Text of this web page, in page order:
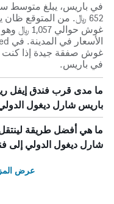
652 ﷼. من المتوقع
في باريس.
ما مدى قرب فندق إيفل
باريس شارل ديغول
ما هي أفضل طريقة
شارل ديغول الدولي إلى
عرض